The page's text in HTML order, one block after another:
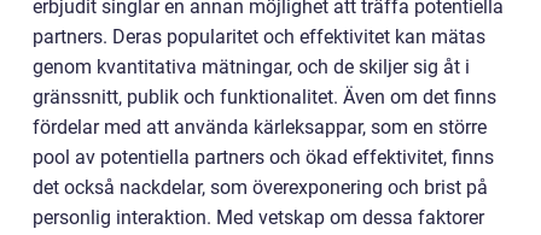
erbjudit singlar en annan möjlighet att träffa potentiella
partners. Deras popularitet och effektivitet kan mätas
genom kvantitativa mätningar, och de skiljer sig åt i
gränssnitt, publik och funktionalitet. Även om det finns
fördelar med att använda kärleksappar, som en större
pool av potentiella partners och ökad effektivitet, finns
det också nackdelar, som överexponering och brist på
personlig interaktion. Med vetskap om dessa faktorer